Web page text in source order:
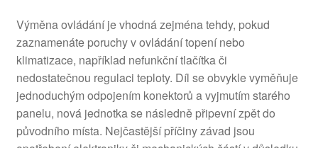
Výměna ovládání je vhodná zejména tehdy, pokud
zaznamenáte poruchy v ovládání topení nebo
klimatizace, například nefunkční tlačítka či
nedostatečnou regulaci teploty. Díl se obvykle vyměňuje
jednoduchým odpojením konektorů a vyjmutím starého
panelu, nová jednotka se následně připevní zpět do
původního místa. Nejčastější příčiny závad jsou